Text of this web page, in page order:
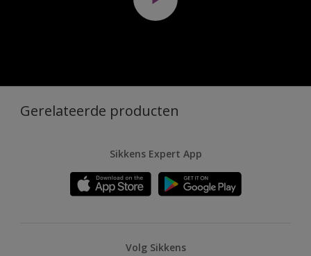
Gerelateerde producten
Sikkens Expert App
Volg Sikkens